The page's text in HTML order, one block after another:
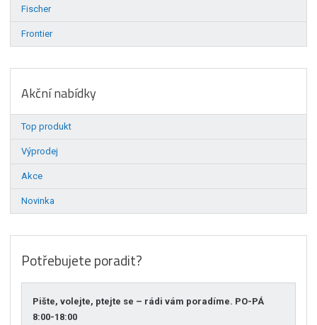
Fischer
Frontier
Akční nabídky
Top produkt
Výprodej
Akce
Novinka
Potřebujete poradit?
Pište, volejte, ptejte se – rádi vám poradíme. PO-PÁ
8:00-18:00